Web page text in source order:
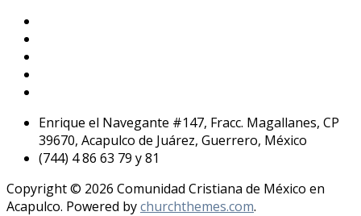
Enrique el Navegante #147, Fracc. Magallanes, CP
39670, Acapulco de Juárez, Guerrero, México
(744) 4 86 63 79 y 81
Copyright © 2026 Comunidad Cristiana de México en
Acapulco. Powered bychurchthemes.com.